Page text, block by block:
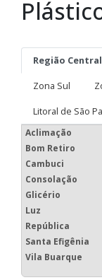
Região Central
Zona Sul
Litoral de São
Aclimação
Bom Retiro
Cambuci
Consolação
Glicério
Luz
República
Santa Efigênia
Vila Buarque